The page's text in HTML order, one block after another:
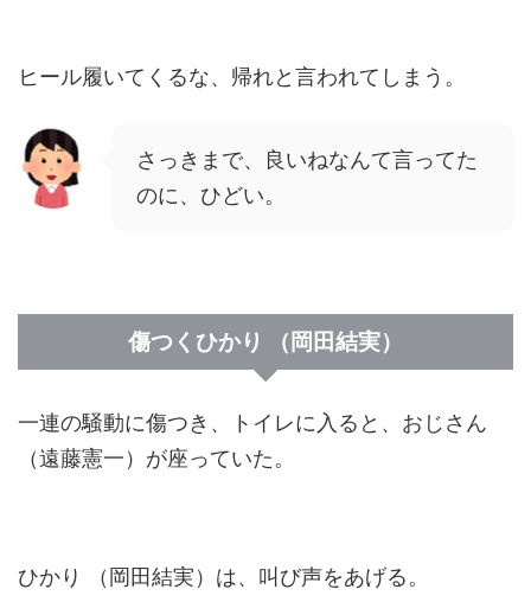
ヒール履いてくるな、帰れと言われてしまう。
さっきまで、良いねなんて言ってた
のに、ひどい。
傷つくひかり （岡田結実）
一連の騒動に傷つき、トイレに入ると、おじさん
（遠藤憲一）が座っていた。
ひかり （岡田結実）は、叫び声をあげる。